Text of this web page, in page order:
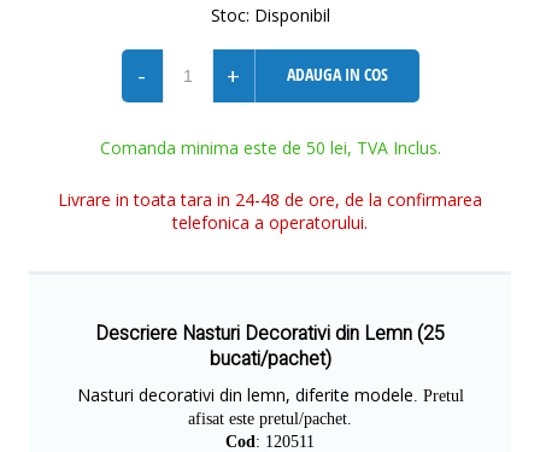
Stoc: Disponibil
- + ADAUGA IN COS
Comanda minima este de 50 lei, TVA Inclus.
Livrare in toata tara in 24-48 de ore, de la confirmarea
telefonica a operatorului.
Descriere Nasturi Decorativi din Lemn (25
bucati/pachet)
Nasturi decorativi din lemn, diferite modele. Pretul
afisat este pretul/pachet.
Cod: 120511